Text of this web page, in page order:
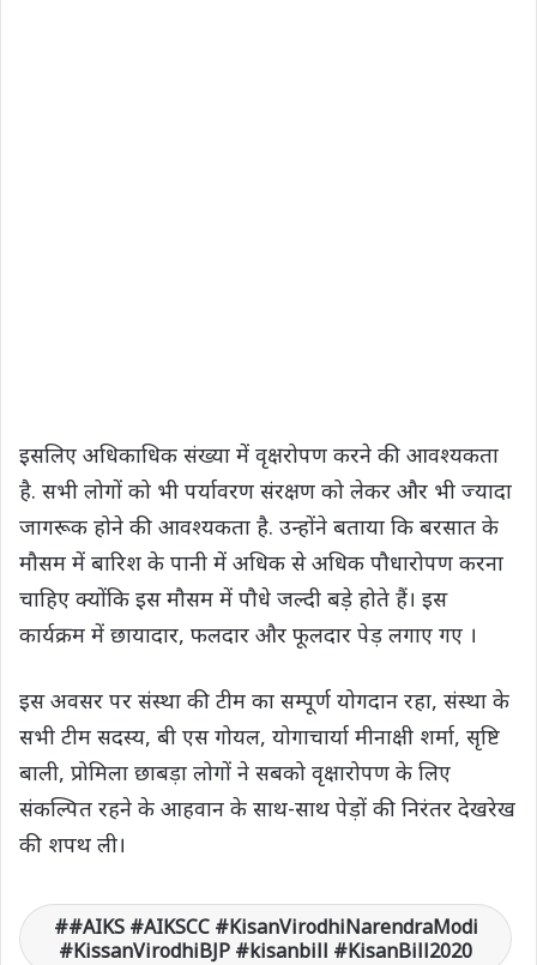
इसलिए अधिकाधिक संख्या में वृक्षरोपण करने की आवश्यकता
है. सभी लोगों को भी पर्यावरण संरक्षण को लेकर और भी ज्यादा
जागरूक होने की आवश्यकता है. उन्होंने बताया कि बरसात के
मौसम में बारिश के पानी में अधिक से अधिक पौधारोपण करना
चाहिए क्योंकि इस मौसम में पौधे जल्दी बडे़ होते हैं। इस
कार्यक्रम में छायादार, फलदार और फूलदार पेड़ लगाए गए ।
इस अवसर पर संस्था की टीम का सम्पूर्ण योगदान रहा, संस्था के
सभी टीम सदस्य, बी एस गोयल, योगाचार्या मीनाक्षी शर्मा, सृष्टि
बाली, प्रोमिला छाबड़ा लोगों ने सबको वृक्षारोपण के लिए
संकल्पित रहने के आहवान के साथ-साथ पेड़ों की निरंतर देखरेख
की शपथ ली।
#AIKS #AIKSCC #KisanVirodhiNarendraModi
#KissanVirodhiBJP #kisanbill #KisanBill2020